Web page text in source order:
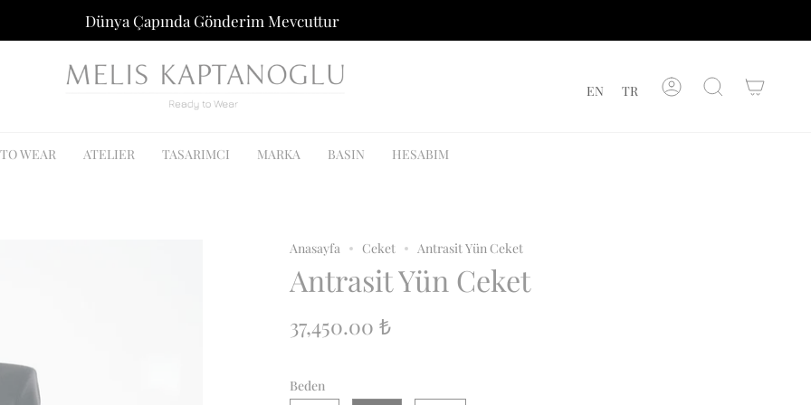
Dünya Çapında Gönderim Mevcuttur
Hesap
Ürünleri
WEAR ATELIER TASARIMCI MARKA BASIN HESABIM
Anasayfa Ceket Antrasit Yün Ceket
Antrasit Yün Ceket
37,450.00 ₺
Beden
TR
EN TR